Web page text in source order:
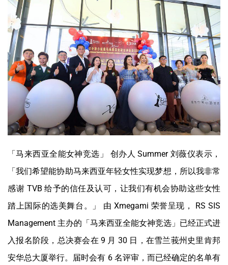
「马来西亚全能女神竞选」 创办人 Summer 刘薇仪表示，
「我们希望能协助马来西亚年轻女性实现梦想，所以我非常
感谢 TVB 给予的信任及认可，让我们有机会协助这些女性
踏上国际的选美舞台。」 由 Xmegami 荣誉呈现， RS SIS
Management 主办的「马来西亚全能女神竞选」已经正式进
入报名阶段，总决赛会在 9 月 30 日，在雪兰莪州史里肯邦
安华总大厦举行。届时会有 6 名评审，而已经确定的名单有